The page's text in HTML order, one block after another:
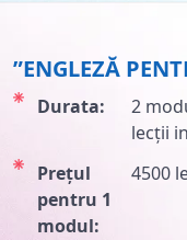
”ENGLEZĂ
Durata:
2
lecții
Prețul
pentru 1
modul:
4500